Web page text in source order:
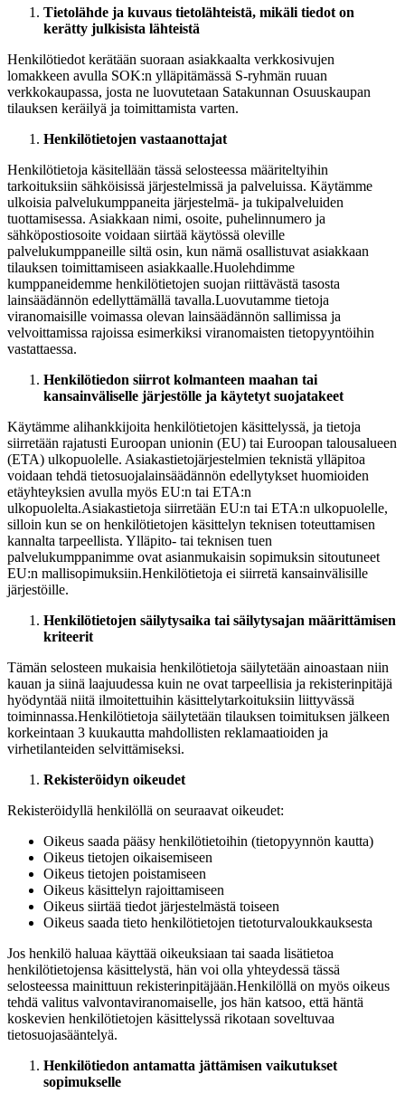
Tietolähde ja kuvaus tietolähteistä, mikäli tiedot on
kerätty julkisista lähteistä
Henkilötiedot kerätään suoraan asiakkaalta verkkosivujen
lomakkeen avulla SOK:n ylläpitämässä S-ryhmän ruuan
verkkokaupassa, josta ne luovutetaan Satakunnan Osuuskaupan
tilauksen keräilyä ja toimittamista varten.
Henkilötietojen vastaanottajat
Henkilötietoja käsitellään tässä selosteessa määriteltyihin
tarkoituksiin sähköisissä järjestelmissä ja palveluissa. Käytämme
ulkoisia palvelukumppaneita järjestelmä- ja tukipalveluiden
tuottamisessa. Asiakkaan nimi, osoite, puhelinnumero ja
sähköpostiosoite voidaan siirtää käytössä oleville
palvelukumppaneille siltä osin, kun nämä osallistuvat asiakkaan
tilauksen toimittamiseen asiakkaalle.Huolehdimme
kumppaneidemme henkilötietojen suojan riittävästä tasosta
lainsäädännön edellyttämällä tavalla.Luovutamme tietoja
viranomaisille voimassa olevan lainsäädännön sallimissa ja
velvoittamissa rajoissa esimerkiksi viranomaisten tietopyyntöihin
vastattaessa.
Henkilötiedon siirrot kolmanteen maahan tai
kansainväliselle järjestölle ja käytetyt suojatakeet
Käytämme alihankkijoita henkilötietojen käsittelyssä, ja tietoja
siirretään rajatusti Euroopan unionin (EU) tai Euroopan talousalueen
(ETA) ulkopuolelle. Asiakastietojärjestelmien teknistä ylläpitoa
voidaan tehdä tietosuojalainsäädännön edellytykset huomioiden
etäyhteyksien avulla myös EU:n tai ETA:n
ulkopuolelta.Asiakastietoja siirretään EU:n tai ETA:n ulkopuolelle,
silloin kun se on henkilötietojen käsittelyn teknisen toteuttamisen
kannalta tarpeellista. Ylläpito- tai teknisen tuen
palvelukumppanimme ovat asianmukaisin sopimuksin sitoutuneet
EU:n mallisopimuksiin.Henkilötietoja ei siirretä kansainvälisille
järjestöille.
Henkilötietojen säilytysaika tai säilytysajan määrittämisen
kriteerit
Tämän selosteen mukaisia henkilötietoja säilytetään ainoastaan niin
kauan ja siinä laajuudessa kuin ne ovat tarpeellisia ja rekisterinpitäjä
hyödyntää niitä ilmoitettuihin käsittelytarkoituksiin liittyvässä
toiminnassa.Henkilötietoja säilytetään tilauksen toimituksen jälkeen
korkeintaan 3 kuukautta mahdollisten reklamaatioiden ja
virhetilanteiden selvittämiseksi.
Rekisteröidyn oikeudet
Rekisteröidyllä henkilöllä on seuraavat oikeudet:
Oikeus saada pääsy henkilötietoihin (tietopyynnön kautta)
Oikeus tietojen oikaisemiseen
Oikeus tietojen poistamiseen
Oikeus käsittelyn rajoittamiseen
Oikeus siirtää tiedot järjestelmästä toiseen
Oikeus saada tieto henkilötietojen tietoturvaloukkauksesta
Jos henkilö haluaa käyttää oikeuksiaan tai saada lisätietoa
henkilötietojensa käsittelystä, hän voi olla yhteydessä tässä
selosteessa mainittuun rekisterinpitäjään.Henkilöllä on myös oikeus
tehdä valitus valvontaviranomaiselle, jos hän katsoo, että häntä
koskevien henkilötietojen käsittelyssä rikotaan soveltuvaa
tietosuojasääntelyä.
Henkilötiedon antamatta jättämisen vaikutukset
sopimukselle